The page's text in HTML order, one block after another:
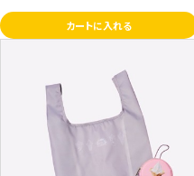
カートに入れる